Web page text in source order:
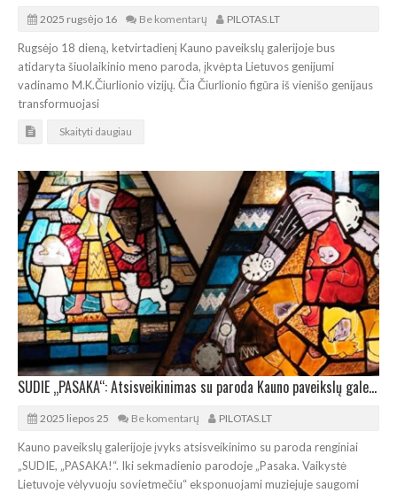
2025 rugsėjo 16 Be komentarų PILOTAS.LT
Rugsėjo 18 dieną, ketvirtadienį Kauno paveikslų galerijoje bus
atidaryta šiuolaikinio meno paroda, įkvėpta Lietuvos genijumi
vadinamo M.K.Čiurlionio vizijų. Čia Čiurlionio figūra iš vienišo genijaus
transformuojasi
Skaityti daugiau
SUDIE „PASAKA“: Atsisveikinimas su paroda Kauno paveikslų galerijoje
2025 liepos 25 Be komentarų PILOTAS.LT
Kauno paveikslų galerijoje įvyks atsisveikinimo su paroda renginiai
„SUDIE, „PASAKA!“. Iki sekmadienio parodoje „Pasaka. Vaikystė
Lietuvoje vėlyvuoju sovietmečiu“ eksponuojami muziejuje saugomi